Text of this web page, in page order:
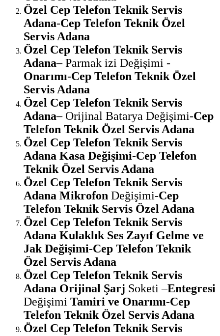
Özel Cep Telefon Teknik Servis
Adana-Cep Telefon Teknik Özel
Servis Adana
Özel Cep Telefon Teknik Servis
Adana– Parmak izi Değişimi -
Onarımı-Cep Telefon Teknik Özel
Servis Adana
Özel Cep Telefon Teknik Servis
Adana– Orijinal Batarya Değişimi-Cep
Telefon Teknik Özel Servis Adana
Özel Cep Telefon Teknik Servis
Adana Kasa Değişimi-Cep Telefon
Teknik Özel Servis Adana
Özel Cep Telefon Teknik Servis
Adana Mikrofon Değişimi-Cep
Telefon Teknik Servis Özel Adana
Özel Cep Telefon Teknik Servis
Adana Kulaklık Ses Zayıf Gelme ve
Jak Değişimi-Cep Telefon Teknik
Özel Servis Adana
Özel Cep Telefon Teknik Servis
Adana Orijinal Şarj Soketi –Entegresi
Değişimi Tamiri ve Onarımı-Cep
Telefon Teknik Özel Servis Adana
Özel Cep Telefon Teknik Servis